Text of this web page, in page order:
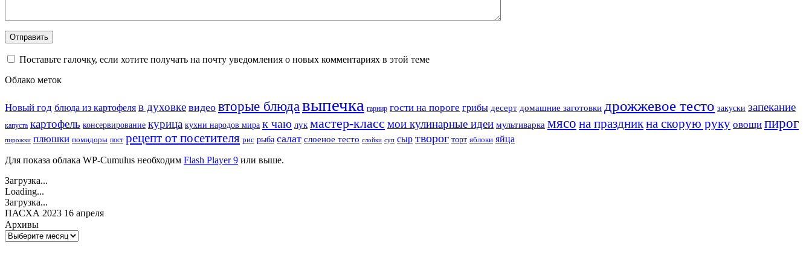
Поставьте галочку, если хотите получать на почту уведомления о новых комментариях в этой теме
Облако меток
Новый год блюда из картофеля в духовке видео вторые блюдавыпечка гарнир гости на пороге грибы десерт домашние заготовки дрожжевое тесто закуски запекание
капуста картофель консервирование курица кухни народов мира к чаю лук мастер-класс мои кулинарные идеи мультиварка мясо на праздникна скорую руку овощи пирог
пирожки плюшки помидоры пост рецепт от посетителя рис рыба салат слоеное тесто слойки суп сыр творог торт яблоки яйца
Для показа облака WP-Cumulus необходим Flash Player 9 или выше.
Загрузка...
Loading...
Загрузка...
ПАСХА 2023 16 апреля
Архивы
Архивы